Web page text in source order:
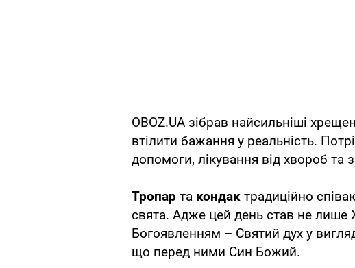
OBOZ.UA зібрав найсильніші
втілити бажання у реальність.
допомоги, лікування від хвороб та
Тропар та кондак традиційно
свята. Адже цей день став не лише
Богоявленням – Святий дух у
що перед ними Син Божий.